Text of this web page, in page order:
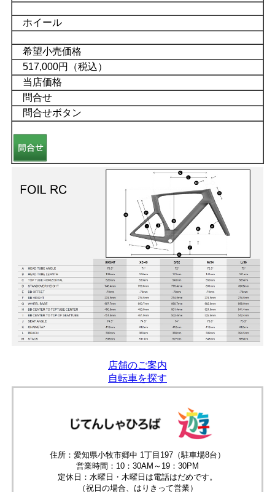
ホイール
希望小売価格
517,000円（税込）
当店価格
問合せ
問合せボタン
店舗のご案内
自転車を探す
住所：愛知県小牧市郷中 1丁目197（駐車場8台）
営業時間：10：30AM～19：30PM
定休日：水曜日・木曜日は電話はだめです。
（祝日の場合、はりきって営業）